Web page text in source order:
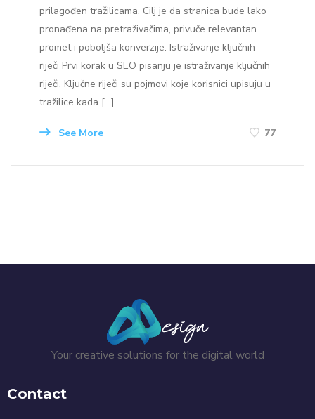
prilagođen tražilicama. Cilj je da stranica bude lako
pronađena na pretraživačima, privuče relevantan
promet i poboljša konverzije. Istraživanje ključnih
riječi Prvi korak u SEO pisanju je istraživanje ključnih
riječi. Ključne riječi su pojmovi koje korisnici upisuju u
tražilice kada […]
See More 77
Your creative solutions for the digital world
Contact